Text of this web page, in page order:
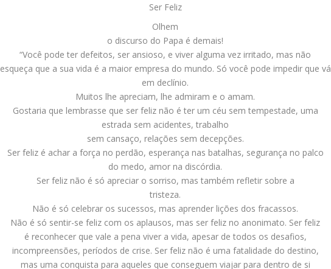
Ser Feliz
Olhem
o discurso do Papa é demais!
“Você pode ter defeitos, ser ansioso, e viver alguma vez irritado, mas não
esqueça que a sua vida é a maior empresa do mundo. Só você pode impedir que vá
em declínio.
Muitos lhe apreciam, lhe admiram e o amam.
Gostaria que lembrasse que ser feliz não é ter um céu sem tempestade, uma
estrada sem acidentes, trabalho
sem cansaço, relações sem decepções.
Ser feliz é achar a força no perdão, esperança nas batalhas, segurança no palco
do medo, amor na discórdia.
Ser feliz não é só apreciar o sorriso, mas também refletir sobre a
tristeza.
Não é só celebrar os sucessos, mas aprender lições dos fracassos.
Não é só sentir-se feliz com os aplausos, mas ser feliz no anonimato. Ser feliz
é reconhecer que vale a pena viver a vida, apesar de todos os desafios,
incompreensões, períodos de crise. Ser feliz não é uma fatalidade do destino,
mas uma conquista para aqueles que conseguem viajar para dentro de si